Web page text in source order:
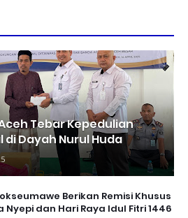
Tebar Kepedulian
di Dayah Nurul Huda
Berikan Remisi Khusus
Nyepi dan Hari Raya Idul Fitri 1446